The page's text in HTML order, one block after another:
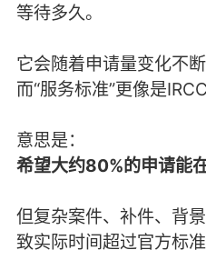
等待多久。
它会随着申请量变化不断
而“服务标准”更像是
意思是：
希望大约80%的申请能
但复杂案件、补件、背
致实际时间超过官方标准